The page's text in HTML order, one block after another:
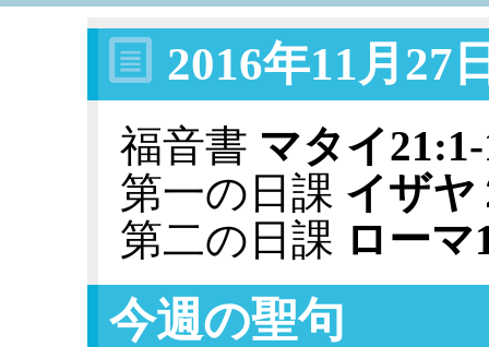
2016年11月27
福音書 マタイ
第一の日課 イザヤ
第二の日課 ローマ
今週の聖句